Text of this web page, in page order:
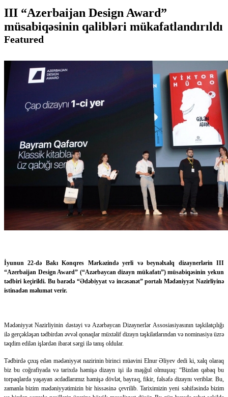
III “Azerbaijan Design Award”
müsabiqəsinin qalibləri mükafatlandırıldı
Featured
İyunun 22-də Bakı Konqres Mərkəzində yerli və beynəlxalq dizaynerlərin III
“Azerbaijan Design Award” (“Azərbaycan dizayn mükafatı”) müsabiqəsinin yekun
tədbiri keçirildi. Bu barədə “Ədəbiyyat və incəsənət” portalı Mədəniyyət Nazirliyinə
istinadən məlumat verir.
Mədəniyyət Nazirliyinin dəstəyi və Azərbaycan Dizaynerlər Assosiasiyasının təşkilatçılığı
ilə gerçəkləşən tədbirdən əvvəl qonaqlar müxtəlif dizayn təşkilatlarından və nominasiya üzrə
təqdim edilən işlərdən ibarət sərgi ilə tanış oldular.
Tədbirdə çıxış edən mədəniyyət nazirinin birinci müavini Elnur Əliyev dedi ki, xalq olaraq
biz bu coğrafiyada və tarixdə həmişə dizayn işi ilə məşğul olmuşuq: “Bizdən qabaq bu
torpaqlarda yaşayan əcdadlarımız həmişə dövlət, bayraq, fikir, fəlsəfə dizaynı veriblər. Bu,
zamanla bizim mədəniyyətimizin bir hissəsinə çevrilib. Tariximizin yeni səhifəsində bizim